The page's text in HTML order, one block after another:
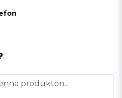
produkten...